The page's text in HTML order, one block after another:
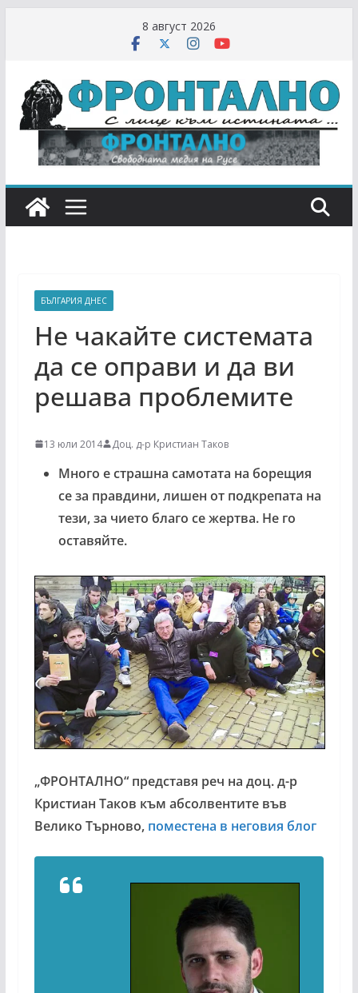
8 август 2026
БЪЛГАРИЯ ДНЕС
Не чакайте системата
да се оправи и да ви
решава проблемите
13 юли 2014 Доц. д-р Кристиан Таков
Mного е страшна самотата на борещия
се за правдини, лишен от подкрепата на
тези, за чието благо се жертва. Не го
оставяйте.
„ФРОНТАЛНО“ представя реч на доц. д-р
Кристиан Таков към абсолвентите във
Велико Търново, поместена в неговия блог